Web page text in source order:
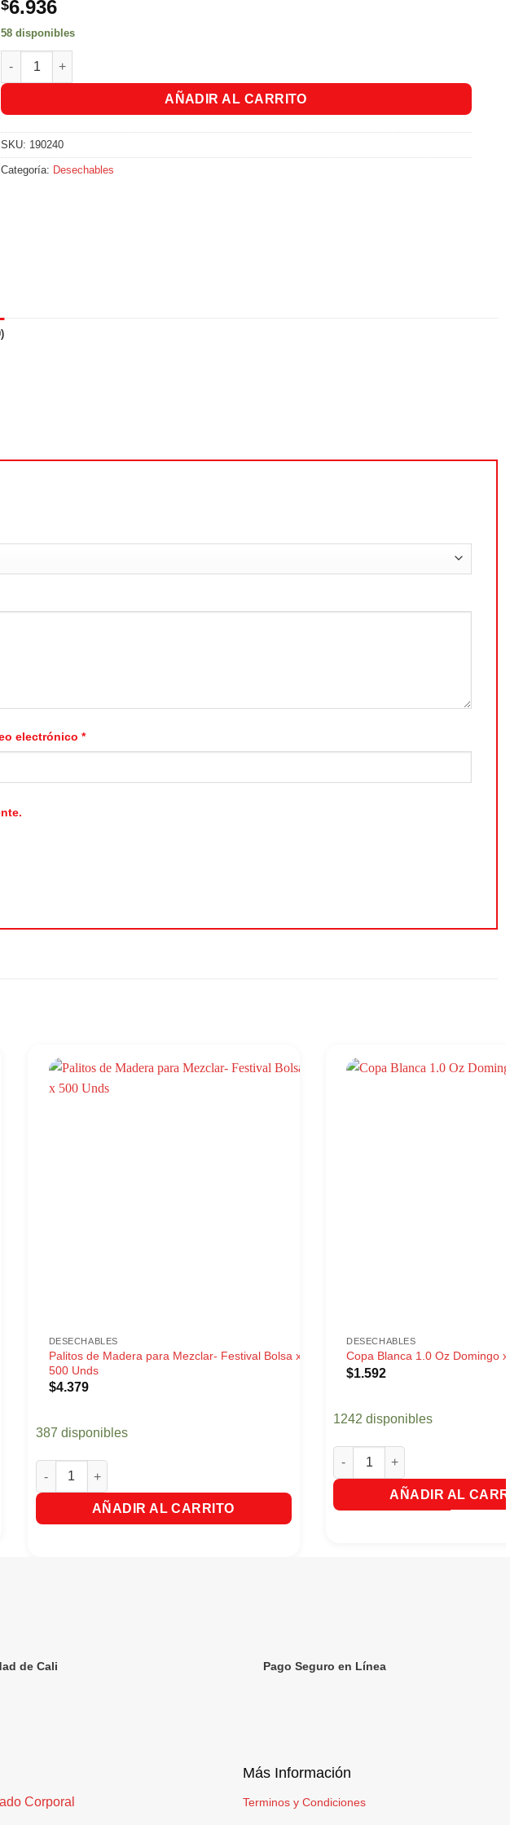
$6.936
58 disponibles
Tenedores Grandes Tuc Blanco x 100 Unds. cantidad
AÑADIR AL CARRITO
SKU: 190240
Categoría: Desechables
electrónico *
DESECHABLES
Palitos de Madera para Mezclar- Festival Bolsa x
500 Unds
$4.379
387 disponibles
Palitos de Madera para Mezclar- Festival Bolsa x 500 Unds cantidad
AÑADIR AL CARRITO
DESECHABLES
Copa Blanca 1.0 Oz Domingo
$1.592
1242 disponibles
Copa Blanca 1.0 Oz Domingo
AÑADIR AL
de Cali Pago Seguro en Línea
Corporal
Más Información
Terminos y Condiciones